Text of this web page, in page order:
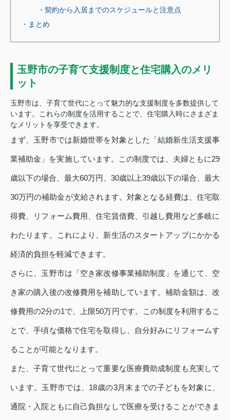
・契約から入居までのスケジュールと注意点
・まとめ
玉野市の子育て支援制度と住宅購入のメリ
ット
玉野市は、子育て世代にとって魅力的な支援制度を多数提供して
います。これらの制度を活用することで、住宅購入時にさまざま
なメリットを享受できます。
まず、玉野市では新婚世帯を対象とした「結婚新生活支援事
業補助金」を実施しています。この制度では、夫婦ともに29
歳以下の場合、最大60万円、30歳以上39歳以下の場合、最大
30万円の補助金が支給されます。対象となる経費は、住宅取
得費、リフォーム費用、住宅賃借費、引越し費用など多岐に
わたります。これにより、新生活のスタートアップにかかる
経済的負担を軽減できます。
さらに、玉野市は「空き家改修事業補助制度」を通じて、空
き家の購入後の改修費用を補助しています。補助金額は、改
修費用の2分の1で、上限50万円です。この制度を利用するこ
とで、手頃な価格で住宅を取得し、自分好みにリフォームす
ることが可能となります。
また、子育て世代にとって重要な医療費助成制度も充実して
います。玉野市では、18歳の3月末までの子どもを対象に、
通院・入院ともに自己負担なしで医療を受けることができま